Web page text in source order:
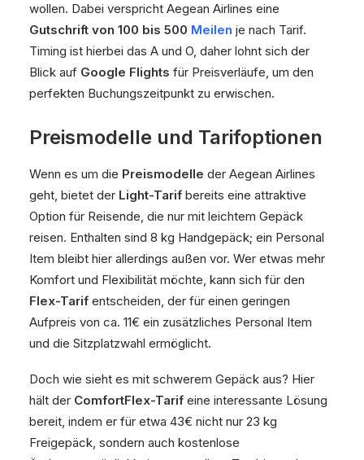
wollen. Dabei verspricht Aegean Airlines eine
Gutschrift von 100 bis 500 Meilen je nach Tarif.
Timing ist hierbei das A und O, daher lohnt sich der
Blick auf Google Flights für Preisverläufe, um den
perfekten Buchungszeitpunkt zu erwischen.
Preismodelle und Tarifoptionen
Wenn es um die Preismodelle der Aegean Airlines
geht, bietet der Light-Tarif bereits eine attraktive
Option für Reisende, die nur mit leichtem Gepäck
reisen. Enthalten sind 8 kg Handgepäck; ein Personal
Item bleibt hier allerdings außen vor. Wer etwas mehr
Komfort und Flexibilität möchte, kann sich für den
Flex-Tarif entscheiden, der für einen geringen
Aufpreis von ca. 11€ ein zusätzliches Personal Item
und die Sitzplatzwahl ermöglicht.
Doch wie sieht es mit schwerem Gepäck aus? Hier
hält der ComfortFlex-Tarif eine interessante Lösung
bereit, indem er für etwa 43€ nicht nur 23 kg
Freigepäck, sondern auch kostenlose